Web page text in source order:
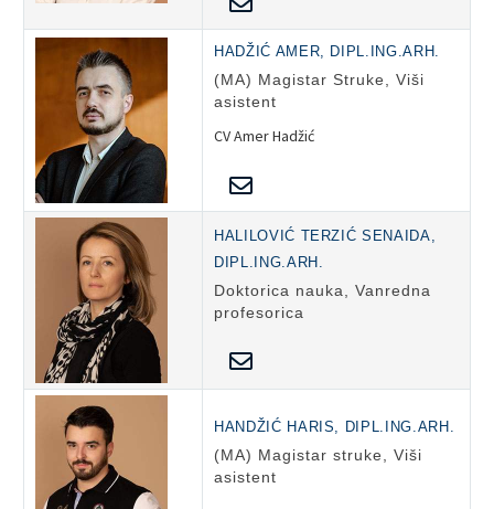
HADŽIĆ AMER, DIPL.ING.ARH.
(MA) Magistar Struke, Viši
asistent
CV Amer Hadžić
HALILOVIĆ TERZIĆ SENAIDA,
DIPL.ING.ARH.
Doktorica nauka, Vanredna
profesorica
HANDŽIĆ HARIS, DIPL.ING.ARH.
(MA) Magistar struke, Viši
asistent